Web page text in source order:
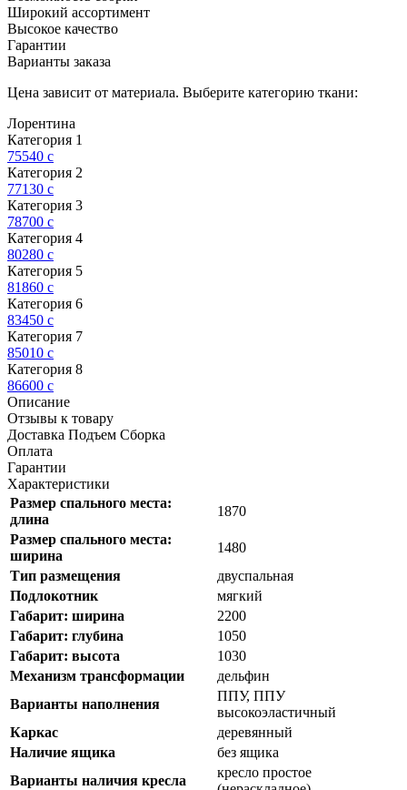
Широкий ассортимент
Высокое качество
Гарантии
Варианты заказа
Цена зависит от материала. Выберите категорию ткани:
Лорентина
Категория 1
75540 c
Категория 2
77130 c
Категория 3
78700 c
Категория 4
80280 c
Категория 5
81860 c
Категория 6
83450 c
Категория 7
85010 c
Категория 8
86600 c
Описание
Отзывы к товару
Доставка Подъем Сборка
Оплата
Гарантии
Характеристики
Размер спального места:
длина
1870
Размер спального места:
ширина
1480
Тип размещения
двуспальная
Подлокотник
мягкий
Габарит: ширина
2200
Габарит: глубина
1050
Габарит: высота
1030
Механизм трансформации
дельфин
Варианты наполнения
ППУ, ППУ
высокоэластичный
Каркас
деревянный
Наличие ящика
без ящика
Варианты наличия кресла
кресло простое